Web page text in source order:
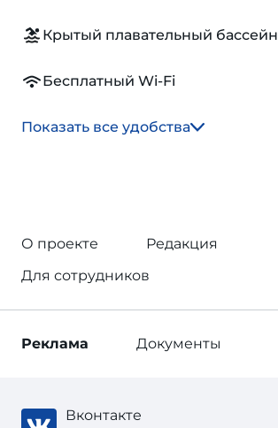
Крытый плавательный бассейн
Бесплатный Wi-Fi
Показать все удобства
О проекте
Редакция
Для сотрудников
Реклама Документы
Вконтакте